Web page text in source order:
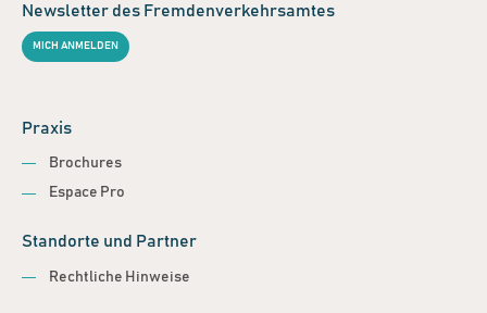
Newsletter des Fremdenverkehrsamtes
MICH ANMELDEN
Praxis
Brochures
Espace Pro
Standorte und Partner
Rechtliche Hinweise